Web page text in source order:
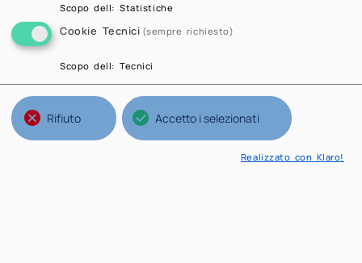
Scopo dell:Statistiche
Cookie Tecnici (sempre richiesto)
Scopo dell:Tecnici
Rifiuto Accetto i selezionati
Realizzato con Klaro!